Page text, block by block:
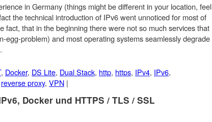
in Germany (things might be different in your location, feel
the technical introduction of IPv6 went unnoticed for most of
fact, that in the beginning there were not so much services that
egg-problem) and most operating systems seamlessly degrade
, Docker, DS Lite, Dual Stack, http, https, IPv4, IPv6,
reverse proxy, VPN |
Docker und HTTPS / TLS / SSL